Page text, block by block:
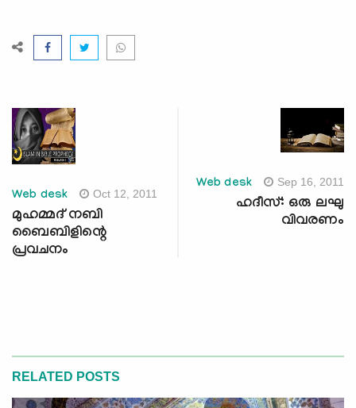
Web desk Oct 12, 2011
മുഹമ്മദ് നബി
ബൈബിളിന്റെ
പ്രവചനം
Web desk Sep 16, 2011
ഹദീസ്: ഒരു ലഘു
വിവരണം
RELATED POSTS